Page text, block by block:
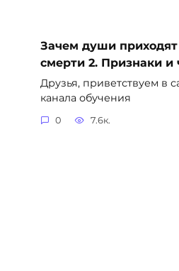
Зачем души
смерти 2. Признаки и
Друзья, приветствуем в
канала обучения
0 7.6к.